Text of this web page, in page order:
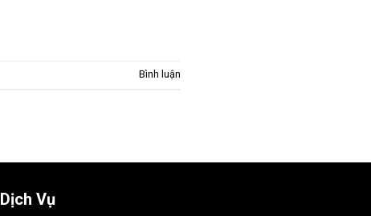
Bình luận
Dịch Vụ